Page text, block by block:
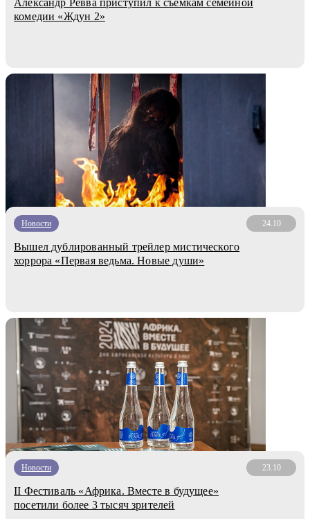
Александр Ревва приступил к съёмкам семейной
комедии «Ждун 2»
Новости 24.10
Вышел дублированный трейлер мистического
хоррора «Первая ведьма. Новые души»
Новости 23.10
II Фестиваль «Африка. Вместе в будущее»
посетили более 3 тысяч зрителей